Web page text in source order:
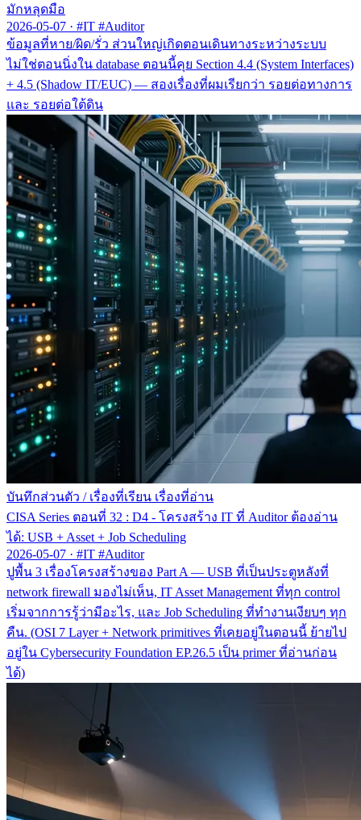
มักหลุดมือ
2026-05-07 · #IT #Auditor
ข้อมูลที่หาย/ผิด/รั่ว ส่วนใหญ่เกิดตอนเดินทางระหว่างระบบ
ไม่ใช่ตอนนิ่งใน database ตอนนี้คุย Section 4.4 (System Interfaces)
+ 4.5 (Shadow IT/EUC) — สองเรื่องที่ผมเรียกว่า รอยต่อทางการ
และ รอยต่อใต้ดิน
บันทึกส่วนตัว / เรื่องที่เรียน เรื่องที่อ่าน
CISA Series ตอนที่ 32 : D4 - โครงสร้าง IT ที่ Auditor ต้องอ่าน
ได้: USB + Asset + Job Scheduling
2026-05-07 · #IT #Auditor
ปูพื้น 3 เรื่องโครงสร้างของ Part A — USB ที่เป็นประตูหลังที่
network firewall มองไม่เห็น, IT Asset Management ที่ทุก control
เริ่มจากการรู้ว่ามีอะไร, และ Job Scheduling ที่ทำงานเงียบๆ ทุก
คืน. (OSI 7 Layer + Network primitives ที่เคยอยู่ในตอนนี้ ย้ายไป
อยู่ใน Cybersecurity Foundation EP.26.5 เป็น primer ที่อ่านก่อน
ได้)